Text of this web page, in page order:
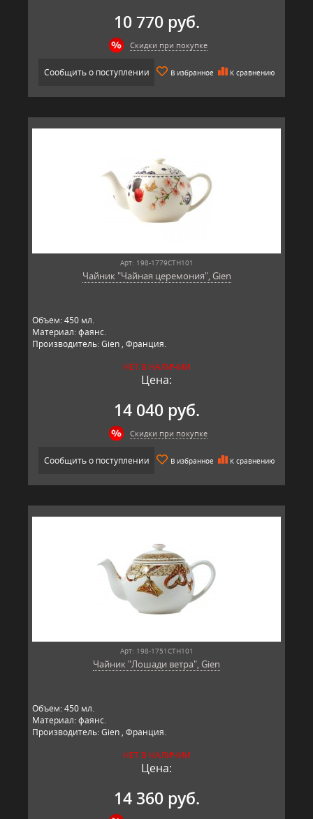
10 770 руб.
Скидки при покупке
Сообщить о поступлении В избранное К сравнению
Арт: 198-1779CTH101
Чайник "Чайная церемония", Gien
Объем: 450 мл.
Материал: фаянс.
Производитель: Gien , Франция.
НЕТ В НАЛИЧИИ
Цена:
14 040 руб.
Скидки при покупке
Сообщить о поступлении В избранное К сравнению
Арт: 198-1751CTH101
Чайник "Лошади ветра", Gien
Объем: 450 мл.
Материал: фаянс.
Производитель: Gien , Франция.
НЕТ В НАЛИЧИИ
Цена:
14 360 руб.